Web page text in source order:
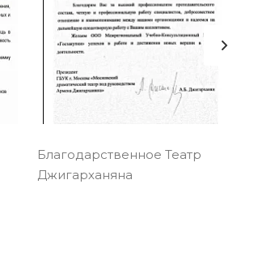
Благодарственное Театр
Джигарханяна